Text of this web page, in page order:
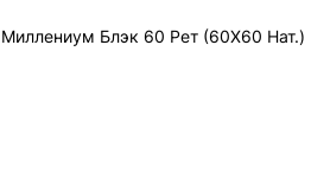
Миллениум Блэк 60 Рет (60X60 Нат.)